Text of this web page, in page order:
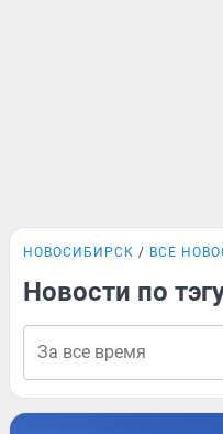
НОВОСИБИРСК ВСЕ
Новости по